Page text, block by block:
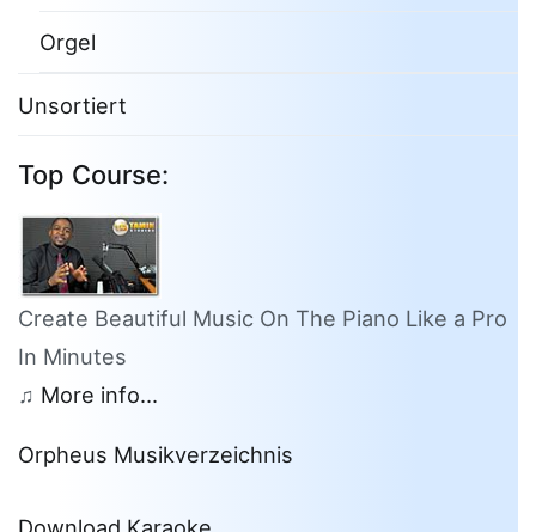
Orgel
Unsortiert
Top Course:
Create Beautiful Music On The Piano Like a Pro
In Minutes
♫ More info...
Orpheus Musikverzeichnis